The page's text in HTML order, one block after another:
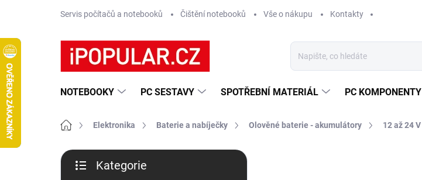
Servis počítačů a notebooků Čištění notebooků Vše o nákupu Kontakty
NOTEBOOKY PC SESTAVY SPOTŘEBNÍ MATERIÁL PC KOMPONENTY
Domů Elektronika Baterie a nabíječky Olověné baterie - akumulátory 12 až 24 V
P
Kategorie